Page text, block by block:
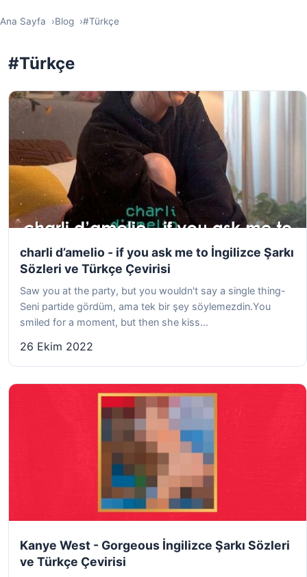
Ana Sayfa Blog #Türkçe
#Türkçe
charli d’amelio - if you ask me to İngilizce Şarkı
Sözleri ve Türkçe Çevirisi
Saw you at the party, but you wouldn't say a single thing-
Seni partide gördüm, ama tek bir şey söylemezdin.You
smiled for a moment, but then she kiss...
26 Ekim 2022
Kanye West - Gorgeous İngilizce Şarkı Sözleri
ve Türkçe Çevirisi